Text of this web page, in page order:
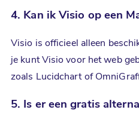
4. Kan ik Visio op een
Visio is officieel alleen
je kunt Visio voor het web
zoals Lucidchart of
5. Is er een gratis